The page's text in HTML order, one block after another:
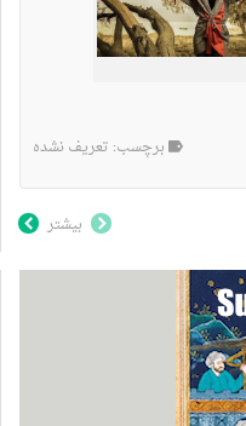
برچسب: تعریف نشده
بیشتر